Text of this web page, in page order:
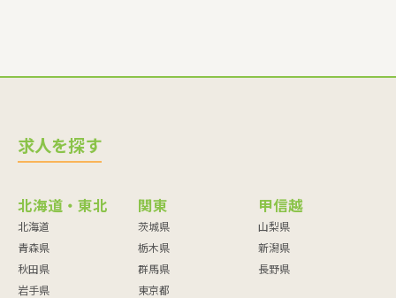
求人を探す
北海道・東北
北海道
青森県
秋田県
岩手県
関東
茨城県
栃木県
群馬県
東京都
甲信越
山梨県
新潟県
長野県